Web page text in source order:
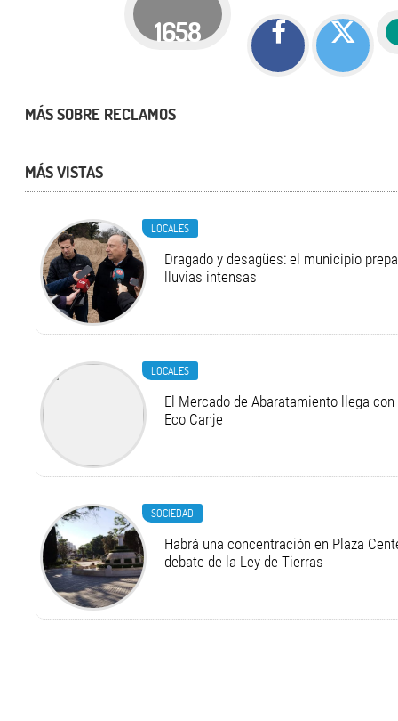
1658
MÁS SOBRE RECLAMOS
MÁS VISTAS
LOCALES
Dragado y desagües: el municipio
lluvias intensas
LOCALES
El Mercado de Abaratamiento llega
Eco Canje
SOCIEDAD
Habrá una concentración en Plaza
debate de la Ley de Tierras